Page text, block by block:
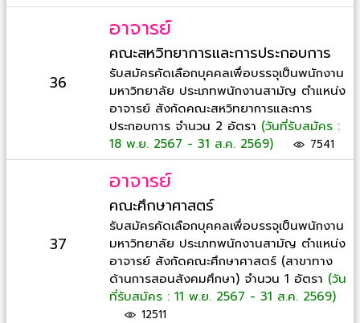
36
อาจารย์
คณะสหวิทยาการและการประกอบการ
รับสมัครคัดเลือกบุคคลเพื่อบรรจุเป็นพนักงาน
มหาวิทยาลัย ประเภทพนักงานสามัญ ตำแหน่ง
อาจารย์ สังกัดคณะสหวิทยาการและการ
ประกอบการ จำนวน 2 อัตรา (วันที่รับสมัคร :
18 พ.ย. 2567 - 31 ส.ค. 2569)
7541
37
อาจารย์
คณะศึกษาศาสตร์
รับสมัครคัดเลือกบุคคลเพื่อบรรจุเป็นพนักงาน
มหาวิทยาลัย ประเภทพนักงานสามัญ ตำแหน่ง
อาจารย์ สังกัดคณะศึกษาศาสตร์ (สาขาทาง
ด้านการสอนสังคมศึกษา) จำนวน 1 อัตรา (วัน
ที่รับสมัคร : 11 พ.ย. 2567 - 31 ส.ค. 2569)
12511